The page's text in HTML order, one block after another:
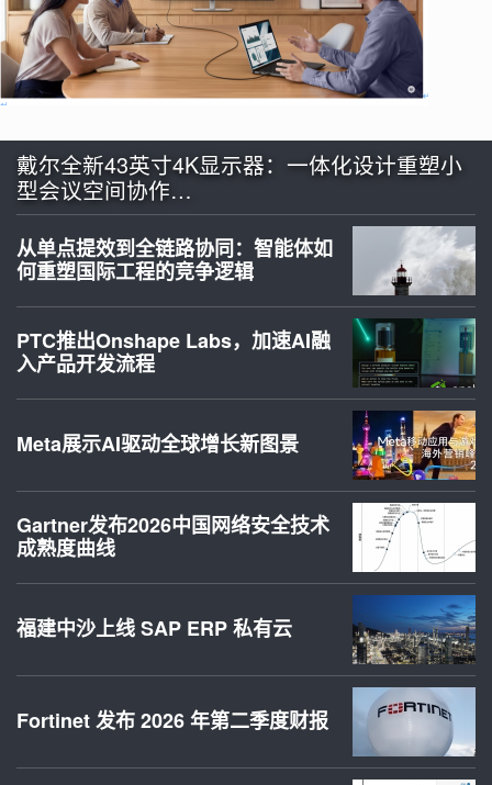
戴尔全新43英寸4K显示器：一体化设计重塑小
型会议空间协作…
从单点提效到全链路协同：智能体如
何重塑国际工程的竞争逻辑
PTC推出Onshape Labs，加速AI融
入产品开发流程
Meta展示AI驱动全球增长新图景
Gartner发布2026中国网络安全技术
成熟度曲线
福建中沙上线 SAP ERP 私有云
Fortinet 发布 2026 年第二季度财报